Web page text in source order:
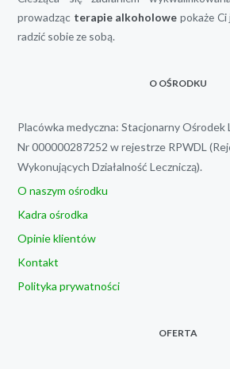
prowadząc terapie alkoholowe pokaże Ci
radzić sobie ze sobą.
O OŚRODKU
Placówka medyczna: Stacjonarny Ośrodek
Nr 000000287252 w rejestrze RPWDL
Wykonujących Działalność Leczniczą).
O naszym ośrodku
Kadra ośrodka
Opinie klientów
Kontakt
Polityka prywatności
OFERTA